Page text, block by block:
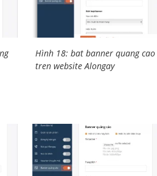
Hình 18: bat banner quang cao
tren website Alongay